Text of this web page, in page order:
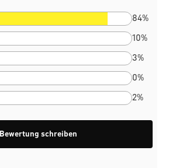
84%
10%
3%
0%
2%
Bewertung schreiben